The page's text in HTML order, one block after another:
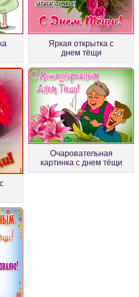
Яркая открытка с
днем тёщи
Очаровательная
картинка с днем тёщи